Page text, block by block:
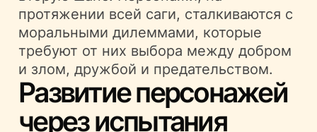
протяжении всей саги, сталкиваются с
моральными дилеммами, которые
требуют от них выбора между добром
и злом, дружбой и предательством.
Развитие персонажей
через испытания